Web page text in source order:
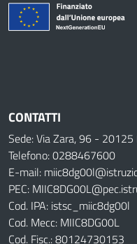
CONTATTI
Sede: Via Zara, 96 -
Telefono: 0288467600
E-mail:
PEC:
Cod. IPA: istsc_miic8dg00l
Cod. Mecc: MIIC8DG00L
Cod. Fisc.: 80124730153